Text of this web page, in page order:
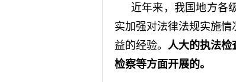
近年来，我国地方各
实加强对法律法规实施
益的经验。 人大的执法检
检察等方面开展的。